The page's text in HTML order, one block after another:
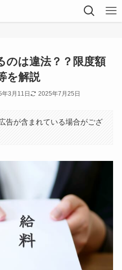
のは違法？？限度額
を解説
3月11日 2025年7月25日
告が含まれている場合がござ